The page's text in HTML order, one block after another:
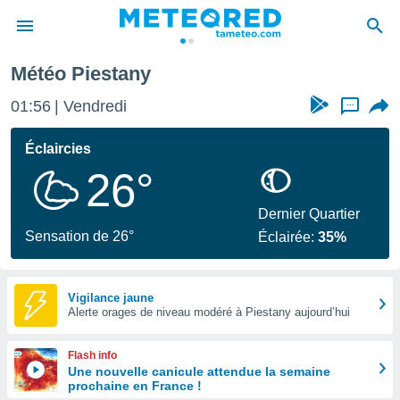
de
Météo Piestany
01:56 Vendredi ...
Éclaircies
26°
Sensation de 26°
Dernier Quartier
Éclairée:35%
Vigilance jaune
Alerte orages de niveau modéré à Piestany aujourd’hui
Flash info
Une nouvelle canicule attendue la semaine
prochaine en France !